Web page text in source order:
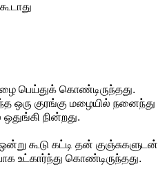
பெய்துக் கொண்டிருந்தது.
ஒரு குரங்கு மழையில் நனைந்து
ஒதுங்கி நின்றது.
கூடு கட்டி தன் குஞ்சுகளுடன்
உட்கார்ந்து கொண்டிருந்தது.